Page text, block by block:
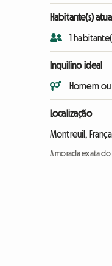
Habitante(s)
1
Inquilino ideal
Homem
Localização
Montreuil, França
A morada exata